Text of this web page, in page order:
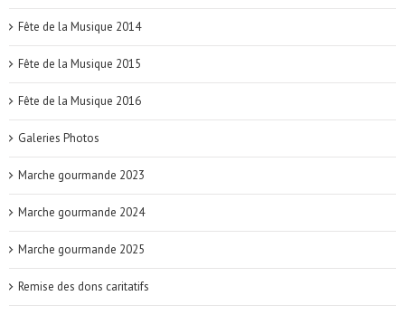
Fête de la Musique 2014
Fête de la Musique 2015
Fête de la Musique 2016
Galeries Photos
Marche gourmande 2023
Marche gourmande 2024
Marche gourmande 2025
Remise des dons caritatifs